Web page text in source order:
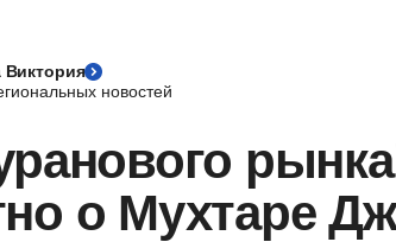
Виктория
новостей
о Мухтаре